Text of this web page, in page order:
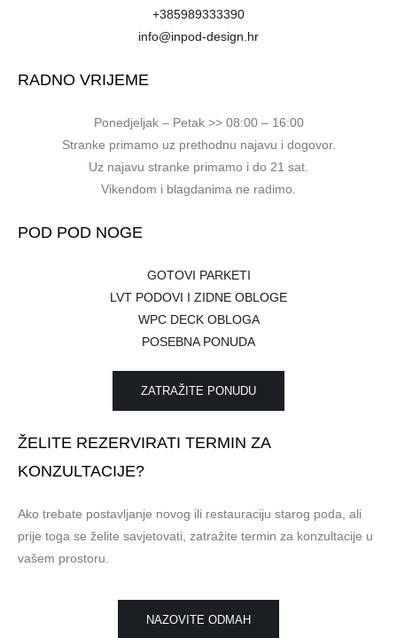
+385989333390
info@inpod-design.hr
RADNO VRIJEME
Ponedjeljak – Petak >> 08:00 – 16:00
Stranke primamo uz prethodnu najavu i dogovor.
Uz najavu stranke primamo i do 21 sat.
Vikendom i blagdanima ne radimo.
POD POD NOGE
GOTOVI PARKETI
LVT PODOVI I ZIDNE OBLOGE
WPC DECK OBLOGA
POSEBNA PONUDA
ZATRAŽITE PONUDU
ŽELITE REZERVIRATI TERMIN ZA
KONZULTACIJE?
Ako trebate postavljanje novog ili restauraciju starog poda, ali
prije toga se želite savjetovati, zatražite termin za konzultacije u
vašem prostoru.
NAZOVITE ODMAH